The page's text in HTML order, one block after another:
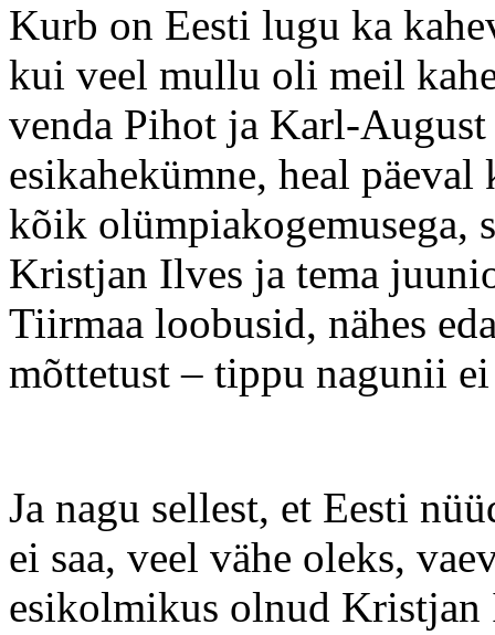
Kurb on Eesti lugu ka
kui veel mullu oli meil
venda Pihot ja Karl-
esikahekümne, heal
kõik olümpiakogemusega,
Kristjan Ilves ja tema
Tiirmaa loobusid, nähes
mõttetust – tippu nagunii
Ja nagu sellest, et Eesti
ei saa, veel vähe oleks,
esikolmikus olnud Kristjan